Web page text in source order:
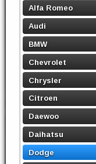
Alfa Romeo
Audi
BMW
Chevrolet
Chrysler
Citroen
Daewoo
Daihatsu
Dodge